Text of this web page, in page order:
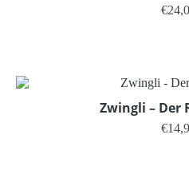
€
Zwingli – Der
€